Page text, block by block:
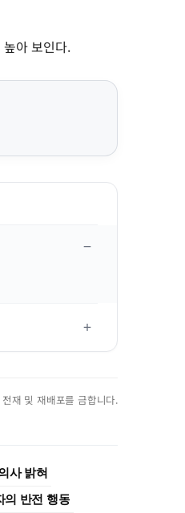
아 보인다.
재 및 재배포를 금합니다.
사 밝혀
의 반전 행동